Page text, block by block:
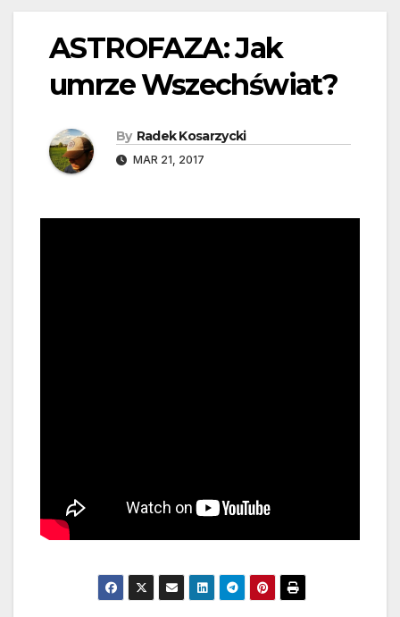
ASTROFAZA: Jak
umrze Wszechświat?
By Radek Kosarzycki
MAR 21, 2017